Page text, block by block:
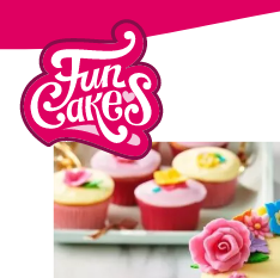
Waar ben je